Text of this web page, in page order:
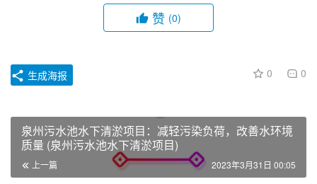
赞 (0)
0 0
生成海报
泉州污水池水下清淤项目：减轻污染负荷，改善水环境
质量 (泉州污水池水下清淤项目)
上一篇 2023年3月31日 00:05